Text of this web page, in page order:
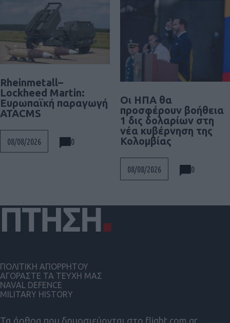
Rheinmetall–
Lockheed Martin:
Ευρωπαϊκή παραγωγή
ATACMS
08/08/2026 0
Οι ΗΠΑ θα
προσφέρουν βοήθεια
1 δις δολαρίων στη
νέα κυβέρνηση της
Κολομβίας
08/08/2026 0
Τα άρθρα που δημοσιεύονται στο flight.com.gr
ΠΟΛΙΤΙΚΗ ΑΠΟΡΡΗΤΟΥ
ΑΓΟΡΑΣΤΕ ΤΑ ΤΕΥΧΗ ΜΑΣ
NAVAL DEFENCE
MILITARY HISTORY